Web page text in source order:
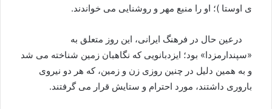
ی اوستا )؛ او را منبع مهر و روشنایی می خواندند.
درعین حال در فرهنگ ایرانی، این روز متعلق به
«سپندارمزدا» بود؛ ایزدبانویی که نگاهبان زمین شناخته می شد
و به همین دلیل در چنین روزی زن و زمین، که هر دو نیروی
باروری داشتند، مورد احترام و ستایش قرار می گرفتند.